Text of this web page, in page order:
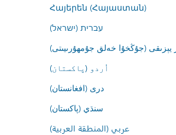
Հայերեն (Հայաստան)
עברית (ישראל)
يېزىقى (جۇڭخۇا خەلق جۇمھۇرىيىتى)
اُردو (پاکستان)
درى (افغانستان)
سنڌي (پاکستان)
عربي (المنطقة العربية)